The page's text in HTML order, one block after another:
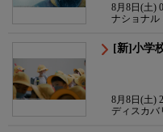
8月8日(土)
ナショナル
[新]小学
8月8日(土)
ディスカバ